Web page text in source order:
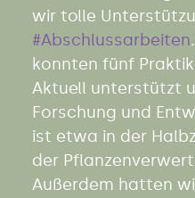
wir tolle
#Abschlussarbeiten
konnten fünf
Aktuell unterstützt
Forschung und
ist etwa in der
der
Außerdem hatten